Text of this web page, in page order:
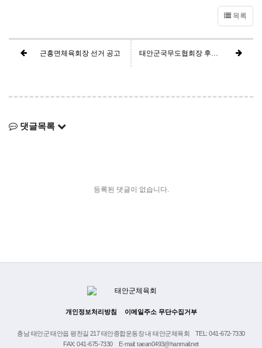
목록
근흥면체육회장 선거 공고 태안군국무도협회장 후보자 등록 공고
댓글목록
등록된 댓글이 없습니다.
개인정보처리방침 이메일주소 무단수집거부
충남 태안군 태안읍 평천길 217 태안종합운동장 내 태안군체육회
TEL: 041-672-7330
FAX: 041-675-7330
E-mail: taean0493@hanmail.net